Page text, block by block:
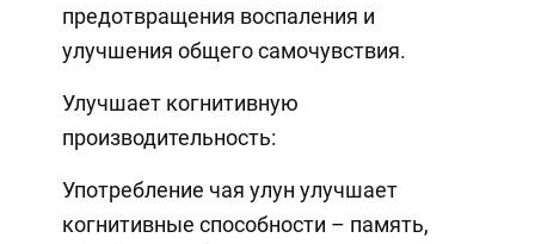
предотвращения воспаления и
улучшения общего самочувствия.
Улучшает когнитивную
производительность:
Употребление чая улун улучшает
когнитивные способности – память,